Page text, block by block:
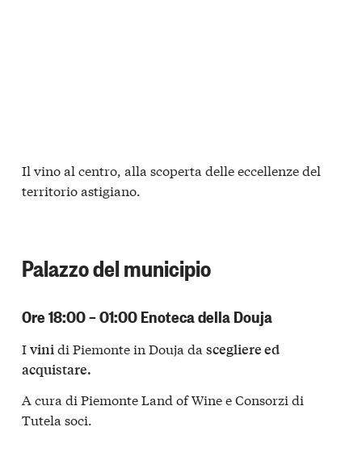
Il vino al centro, alla scoperta delle eccellenze del
territorio astigiano.
Palazzo del municipio
Ore 18:00 – 01:00 Enoteca della Douja
Ivinidi Piemonte in Douja da scegliere ed
acquistare.
A cura di Piemonte Land of Wine e Consorzi di
Tutela soci.